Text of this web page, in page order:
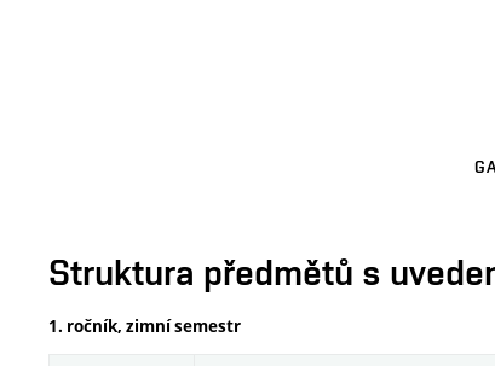
Struktura předmětů s
1. ročník, zimní semestr